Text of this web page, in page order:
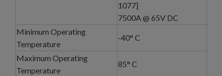
1077]
7500A @ 65V DC
Minimum Operating
Temperature
-40° C
Maximum Operating
Temperature
85° C